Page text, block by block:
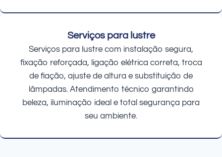
Serviços para lustre
Serviços para lustre com instalação segura,
fixação reforçada, ligação elétrica correta, troca
de fiação, ajuste de altura e substituição de
lâmpadas. Atendimento técnico garantindo
beleza, iluminação ideal e total segurança para
seu ambiente.